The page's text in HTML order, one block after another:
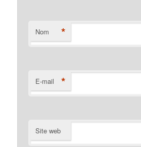
Nom *
E-mail *
Site web